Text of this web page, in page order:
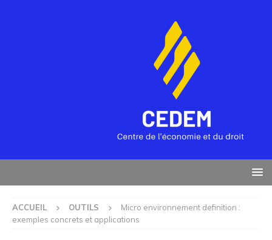
ACCUEIL OUTILS
Micro environnement definition :
exemples concrets et applications